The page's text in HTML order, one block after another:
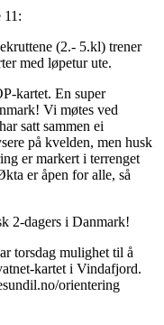
11:
(2.- 5.kl) trener
med løpetur ute.
kartet. En super
Vi møtes ved
satt sammen ei
på kvelden, men husk
er markert i terrenget
er åpen for alle, så
2-dagers i Danmark!
torsdag mulighet til å
kartet i Vindafjord.
orientering